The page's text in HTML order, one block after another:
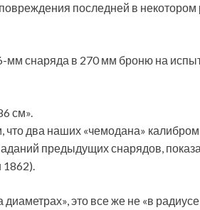
последней в некотором
мм снаряда в 270 мм броню на
см».
что два наших «чемодана»
предыдущих снарядов,
1862).
это все же не «в